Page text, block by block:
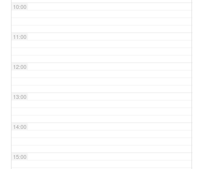
10:00
11:00
12:00
13:00
14:00
15:00